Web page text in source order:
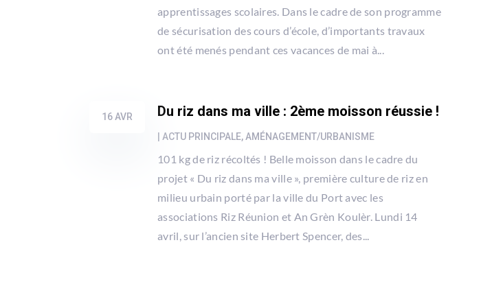
apprentissages scolaires. Dans le cadre de son programme
de sécurisation des cours d’école, d’importants travaux
ont été menés pendant ces vacances de mai à...
Du riz dans ma ville : 2ème moisson réussie !
16 AVR
ACTU PRINCIPALE, AMÉNAGEMENT/URBANISME
101 kg de riz récoltés ! Belle moisson dans le cadre du
projet « Du riz dans ma ville », première culture de riz en
milieu urbain porté par la ville du Port avec les
associations Riz Réunion et An Grèn Koulèr. Lundi 14
avril, sur l’ancien site Herbert Spencer, des...